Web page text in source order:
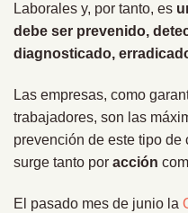
Laborales y, por tanto, es
debe ser prevenido,
diagnosticado,
Las empresas, como
trabajadores, son las
prevención de este tipo
surge tanto por acción
El pasado mes de junio la